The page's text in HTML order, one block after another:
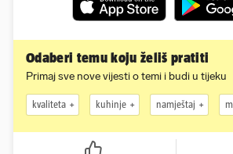
Odaberi temu koju želiš pratiti
Primaj sve nove vijesti o temi i budi u tijeku
kvaliteta kuhinje namještaj